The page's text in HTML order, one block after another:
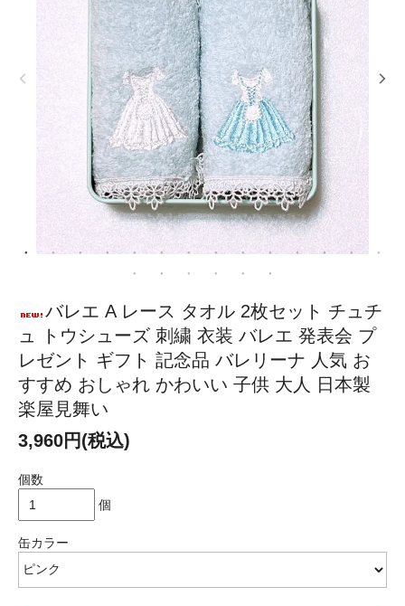
バレエ A レース タオル 2枚セット チュチ
ュ トウシューズ 刺繍 衣装 バレエ 発表会 プ
レゼント ギフト 記念品 バレリーナ 人気 お
すすめ おしゃれ かわいい 子供 大人 日本製
楽屋見舞い
3,960円(税込)
個数
個
缶カラー